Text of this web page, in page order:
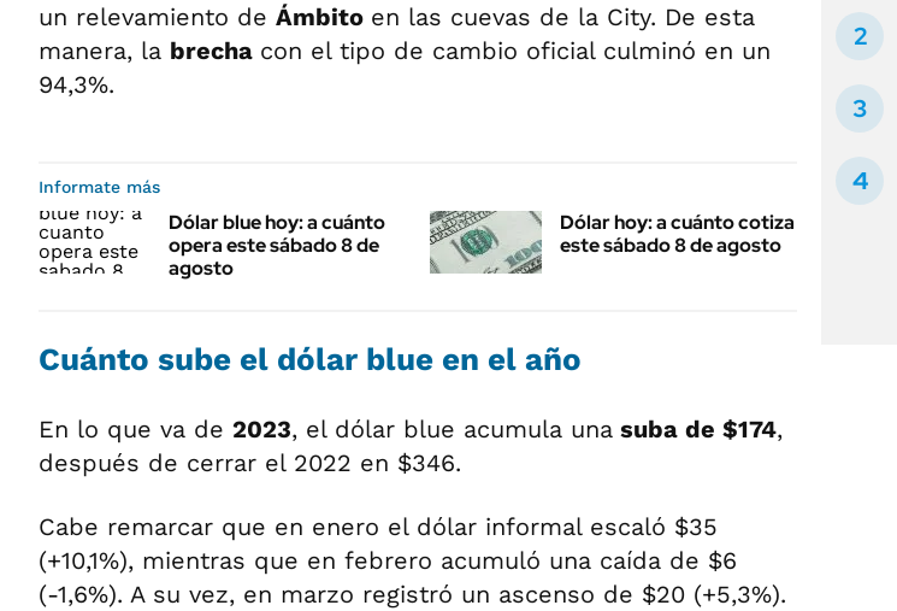
un relevamiento de Ámbito en las cuevas de la City. De esta
manera, la brecha con el tipo de cambio oficial culminó en un
94,3%.
Informate más
Dólar blue hoy: a cuánto
opera este sábado 8 de
agosto
Dólar hoy: a cuánto cotiza
este sábado 8 de agosto
Cuánto sube el dólar blue en el año
En lo que va de 2023, el dólar blue acumula una suba de $174,
después de cerrar el 2022 en $346.
Cabe remarcar que en enero el dólar informal escaló $35
(+10,1%), mientras que en febrero acumuló una caída de $6
(-1,6%). A su vez, en marzo registró un ascenso de $20 (+5,3%).